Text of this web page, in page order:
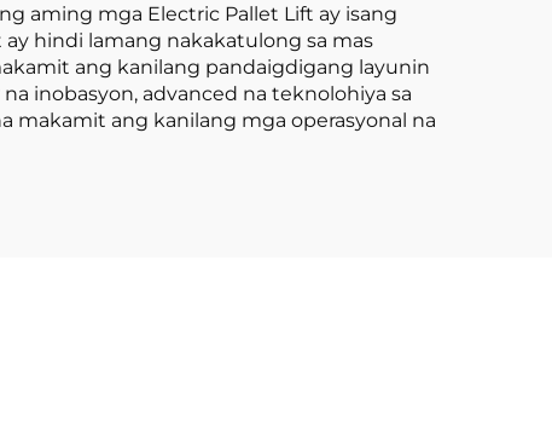
aming mga Electric Pallet Lift ay isang
hindi lamang nakakatulong sa mas
ang kanilang pandaigdigang layunin
inobasyon, advanced na teknolohiya sa
ang kanilang mga operasyonal na